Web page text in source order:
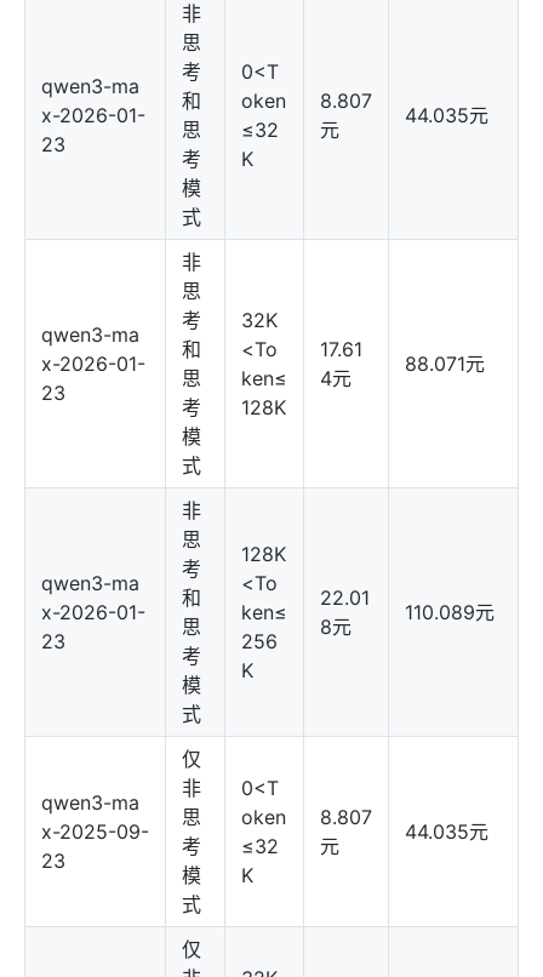
qwen3-ma
x-2026-01-
23
非
思
考
和
思
考
模
式
0<T
oken
≤32
K
8.807
元
44.035元
qwen3-ma
x-2026-01-
23
非
思
考
和
思
考
模
式
32K
<To
ken≤
128K
17.61
4元
88.071元
qwen3-ma
x-2026-01-
23
非
思
考
和
思
考
模
式
128K
<To
ken≤
256
K
22.01
8元
110.089元
qwen3-ma
x-2025-09-
23
仅
非
思
考
模
式
0<T
oken
≤32
K
8.807
元
44.035元
仅